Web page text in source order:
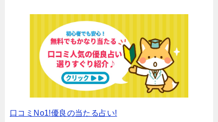
口コミNo1!優良の当たる占い!